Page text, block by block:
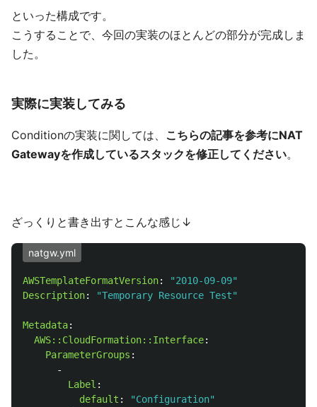
といった構成です。
こうすることで、今回の実装のほとんどの部分が完成しま
した。
実際に実装してみる
Conditionの実装に関しては、 こちらの記事を参考にNAT
Gatewayを作成しているスタックを修正してください。
ざっくりと書き出すとこんな感じ↓
natgw.yml
AWSTemplateFormatVersion: "2010-09-09"
Description: "Temporary Resource Test"
Metadata:
AWS::CloudFormation::Interface:
ParameterGroups :
-
Label :
default : "Configuration"